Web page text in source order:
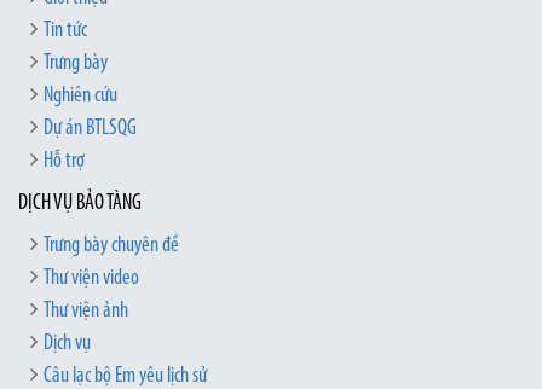
Tin tức
Trưng bày
Nghiên cứu
Dự án BTLSQG
Hỗ trợ
DỊCH VỤ BẢO TÀNG
Trưng bày chuyên đề
Thư viện video
Thư viện ảnh
Dịch vụ
Câu lạc bộ Em yêu lịch sử